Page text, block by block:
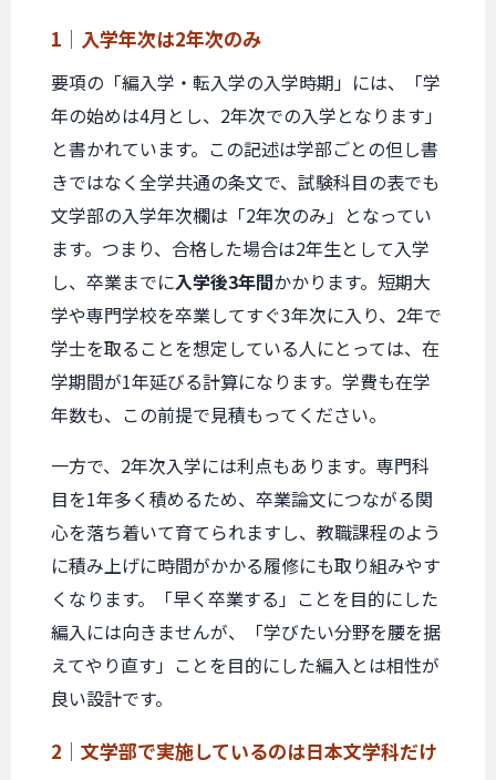
1｜入学年次は2年次のみ
要項の「編入学・転入学の入学時期」には、「学
年の始めは4月とし、2年次での入学となります」
と書かれています。この記述は学部ごとの但し書
きではなく全学共通の条文で、試験科目の表でも
文学部の入学年次欄は「2年次のみ」となってい
ます。つまり、合格した場合は2年生として入学
し、卒業までに入学後3年間かかります。短期大
学や専門学校を卒業してすぐ3年次に入り、2年で
学士を取ることを想定している人にとっては、在
学期間が1年延びる計算になります。学費も在学
年数も、この前提で見積もってください。
一方で、2年次入学には利点もあります。専門科
目を1年多く積めるため、卒業論文につながる関
心を落ち着いて育てられますし、教職課程のよう
に積み上げに時間がかかる履修にも取り組みやす
くなります。「早く卒業する」ことを目的にした
編入には向きませんが、「学びたい分野を腰を据
えてやり直す」ことを目的にした編入とは相性が
良い設計です。
2｜文学部で実施しているのは日本文学科だけ